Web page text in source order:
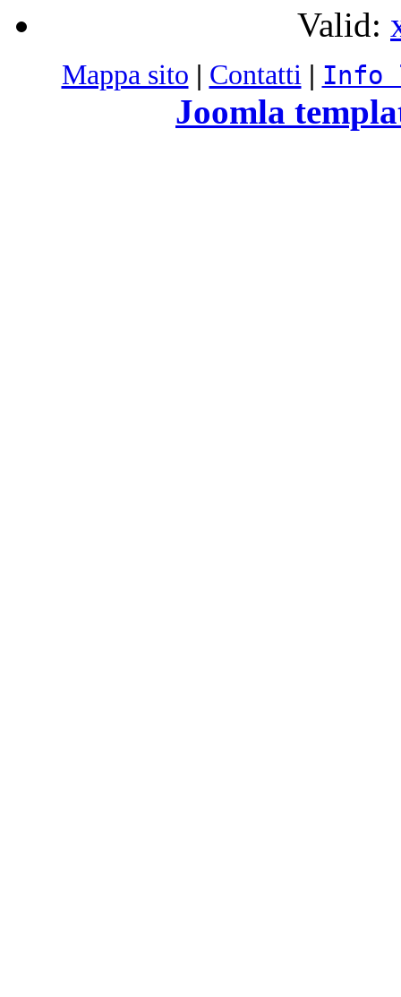
Valid:
Mappa sito | Contatti | Info
Joomla